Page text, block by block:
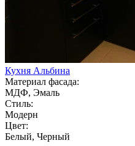
Кухня Альбина
Материал фасада:
МДФ, Эмаль
Стиль:
Модерн
Цвет:
Белый, Черный